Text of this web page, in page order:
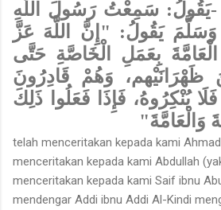
يَقُولُ: سَمِعْتُ رَسُولَ اللَّهِ
وَسَلَّمَ يَقُولُ: "إِنَّ اللَّهَ عَزَّ
بِعَمَلِ الْخَاصَّةِ حَتَّى
ظَهْرَانَيْهم، وَهُمْ قَادِرُونَ
يُنْكِرُوهُ، فَإِذَا فَعَلُوا ذَلِكَ
وَالْعَامَّةَ"
telah menceritakan kepada kami
menceritakan kepada kami Abdullah
menceritakan kepada kami Saif ibnu
mendengar Addi ibnu Addi Al-Kindi